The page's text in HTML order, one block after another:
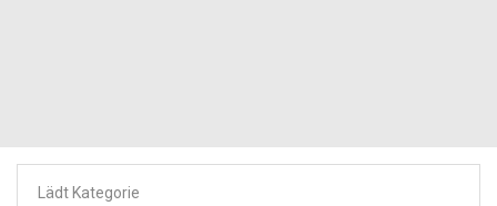
Lädt Kategorie